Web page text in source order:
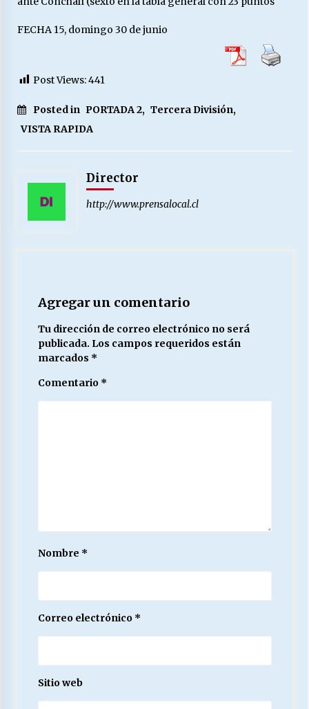
Chile y sus segmentos de la riqueza
FECHA 15, domingo 30 de junio
Post Views:441
Posted in PORTADA 2, Tercera División,
VISTA RAPIDA
Director
http://www.prensalocal.cl
Agregar un comentario
Tu dirección de correo electrónico no será
publicada. Los campos requeridos están
marcados *
Comentario *
Nombre *
Correo electrónico *
Sitio web